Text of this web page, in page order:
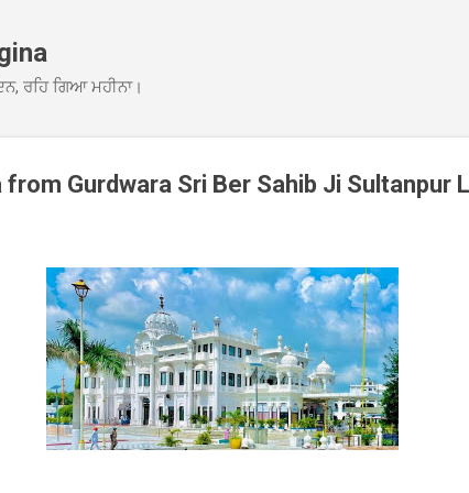
ਰਹਿ ਗਿਆ ਮਹੀਨਾ।
from Gurdwara Sri Ber Sahib Ji Sultanpur